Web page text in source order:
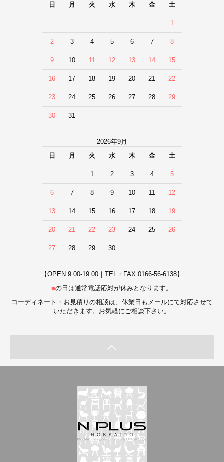
日
月 火 水 木 金 土
1
2 3 4 5 6 7 8
9 10 11 12 13 14 15
16 17 18 19 20 21 22
23 24 25 26 27 28 29
30 31
2026年9月
日
月 火 水 木 金 土
1 2 3 4 5
6 7 8 9 10 11 12
13 14 15 16 17 18 19
20 21 22 23 24 25 26
27 28 29 30
【OPEN 9:00-19:00｜TEL・FAX 0166-56-6138】
■の日は通常電話応対が休みとなります。
コーディネート・お見積りの相談は、休業日もメールにて対応させて
いただきます。お気軽にご相談下さい。